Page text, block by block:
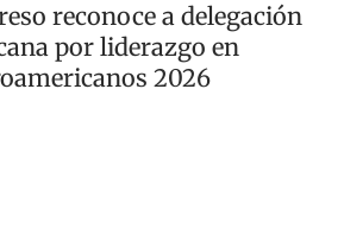
reconoce a delegación
por liderazgo en
2026